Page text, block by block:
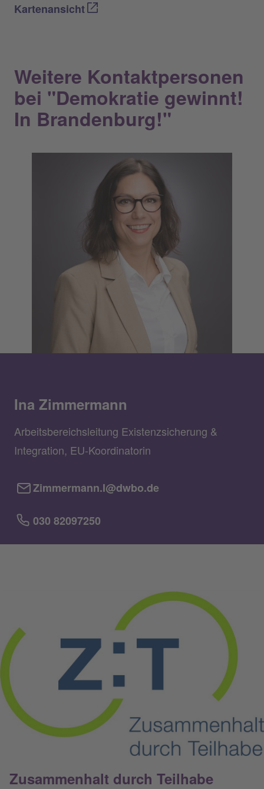
Kartenansicht
Weitere Kontaktpersonen
bei "Demokratie gewinnt!
In Brandenburg!"
Ina Zimmermann
Arbeitsbereichsleitung Existenzsicherung &
Integration, EU-Koordinatorin
Zimmermann.I@dwbo.de
030 82097250
Zusammenhalt durch Teilhabe